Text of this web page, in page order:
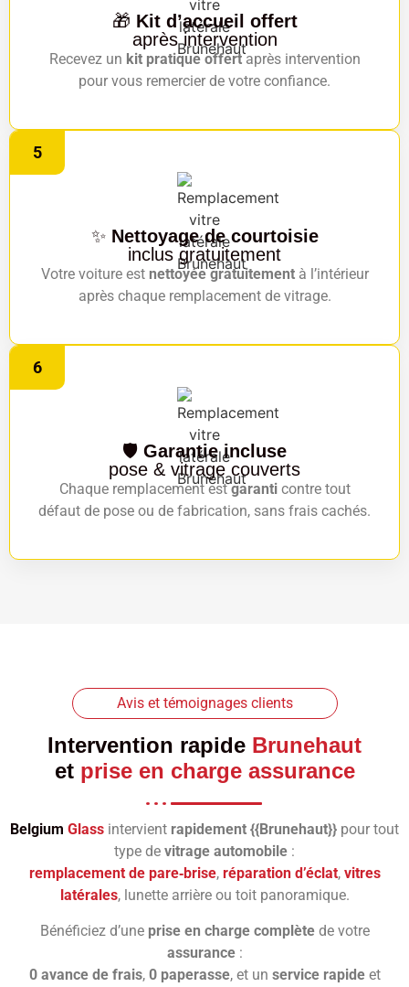
🎁 Kit d’accueil offert
après intervention
Recevez un kit pratique offertaprès intervention
pour vous remercier de votre confiance.
5
✨ Nettoyage de courtoisie
inclus gratuitement
Votre voiture est nettoyée gratuitementà l’intérieur
après chaque remplacement de vitrage.
6
🛡️ Garantie incluse
pose & vitrage couverts
Chaque remplacement estgaranticontre tout
défaut de pose ou de fabrication, sans frais cachés.
Avis et témoignages clients
Intervention rapide Brunehaut
et prise en charge assurance
Belgium Glass intervient rapidement {{Brunehaut}} pour tout
type de vitrage automobile :
remplacement de pare‑brise, réparation d’éclat, vitres
latérales, lunette arrière ou toit panoramique.
Bénéficiez d’une prise en charge complètede votre
assurance:
0 avance de frais, 0 paperasse, et un service rapideet